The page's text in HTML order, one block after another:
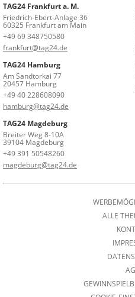
TAG24 Frankfurt a. M.
Friedrich-Ebert-Anlage 36
60325 Frankfurt am Main
+49 69 348750580
frankfurt@tag24.de
TAG24 Hamburg
Am Sandtorkai 77
20457 Hamburg
+49 40 228608090
hamburg@tag24.de
TAG24 Magdeburg
Breiter Weg 8-10A
39104 Magdeburg
+49 391 50548260
magdeburg@tag24.de
ALLE